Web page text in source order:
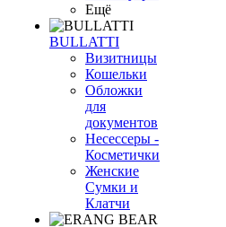
Ещё
BULLATTI
Визитницы
Кошельки
Обложки
для
документов
Несессеры -
Косметички
Женские
Сумки и
Клатчи